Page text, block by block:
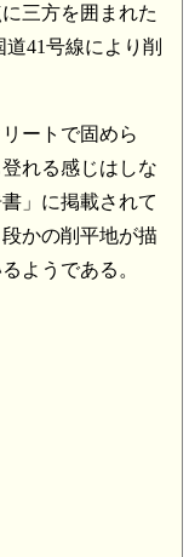
三方を囲まれた
41号線により削
ートで固めら
れる感じはしな
」に掲載されて
かの削平地が描
ようである。